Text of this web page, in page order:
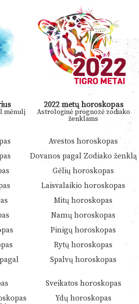
mėnulį
2022 metų horoskopas
Astrologinė prognozė zodiako
ženklams
Avestos horoskopas
Dovanos pagal Zodiako ženklą
Gėlių horoskopas
Laisvalaikio horoskopas
Mitų horoskopas
Namų horoskopas
Pinigų horoskopas
Rytų horoskopas
Spalvų horoskopas
Sveikatos horoskopas
Ydų horoskopas